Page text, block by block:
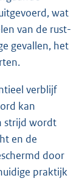
wat
van de rust-
gevallen, het
verblijf
kan
strijd wordt
en de
door
praktijk